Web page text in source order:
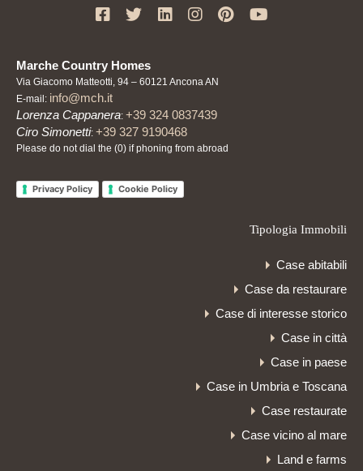
Marche Country Homes
Via Giacomo Matteotti, 94 – 60121 Ancona AN
E-mail: info@mch.it
Lorenza Cappanera: +39 324 0837439
Ciro Simonetti: +39 327 9190468
Please do not dial the (0) if phoning from abroad
Privacy Policy Cookie Policy
Tipologia Immobili
Case abitabili
Case da restaurare
Case di interesse storico
Case in città
Case in paese
Case in Umbria e Toscana
Case restaurate
Case vicino al mare
Land e farms